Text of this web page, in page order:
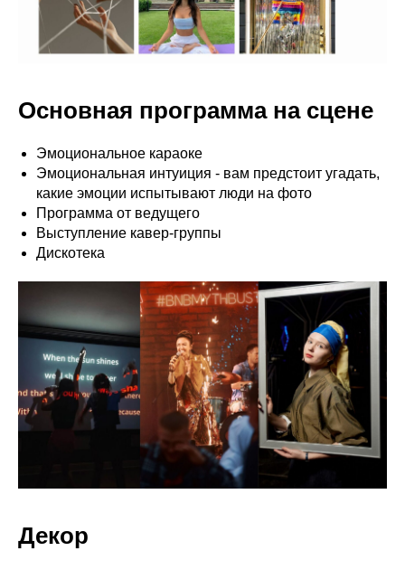
Основная программа на сцене
Эмоциональное караоке
Эмоциональная интуиция - вам предстоит угадать,
какие эмоции испытывают люди на фото
Программа от ведущего
Выступление кавер-группы
Дискотека
Декор